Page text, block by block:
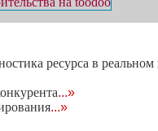
ресурса в
...»
...»